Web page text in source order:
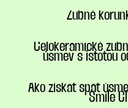
Zubné
Celokeramické
úsmev s istotou
Ako získať späť
Smile